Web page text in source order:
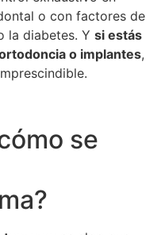
o con factores de
la diabetes. Y si estás
o implantes,
se